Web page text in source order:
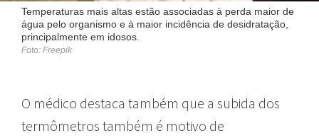
Temperaturas mais altas estão associadas à perda maior de
água pelo organismo e à maior incidência de desidratação,
principalmente em idosos.
Foto: Freepik
O médico destaca também que a subida dos
termômetros também é motivo de